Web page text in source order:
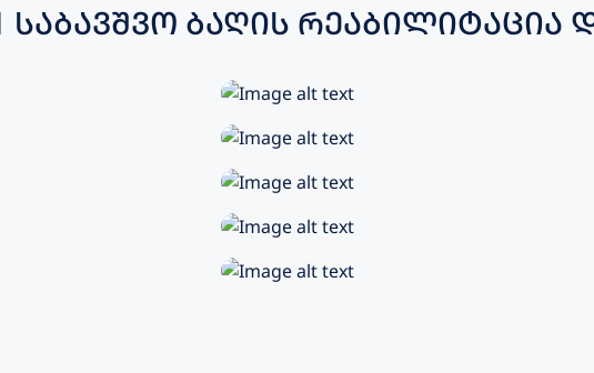
ᲑᲐᲦᲘᲡ ᲠᲔᲐᲑᲘᲚᲘᲢᲐᲪᲘᲐ